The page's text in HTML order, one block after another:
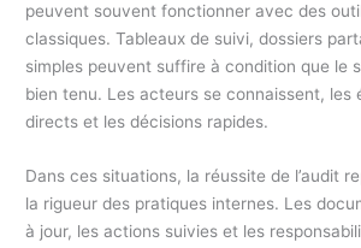
peuvent souvent fonctionner avec des
classiques. Tableaux de suivi, dossiers
simples peuvent suffire à condition que le
bien tenu. Les acteurs se connaissent, les
directs et les décisions rapides.
Dans ces situations, la réussite de l’audit
la rigueur des pratiques internes. Les
à jour, les actions suivies et les